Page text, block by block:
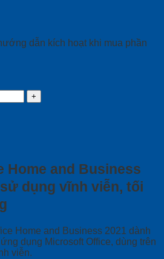
dẫn kích hoạt khi mua phần
Home and Business
dụng vĩnh viễn, tối
Home and Business 2021 dành
dụng Microsoft Office, dùng trên
viễn.